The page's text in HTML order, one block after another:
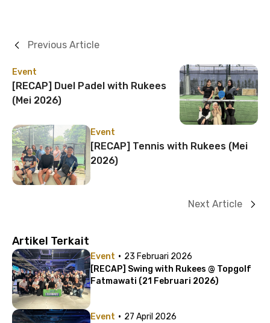
Event
[RECAP] Duel Padel with Rukees
(Mei 2026)
Previous Article
Event
[RECAP] Tennis with Rukees (Mei
2026)
Next Article
Artikel Terkait
Event · 23 Februari 2026
[RECAP] Swing with Rukees @ Topgolf
Fatmawati (21 Februari 2026)
Event · 27 April 2026